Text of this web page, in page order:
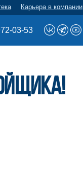
Карьера в компании
03-53